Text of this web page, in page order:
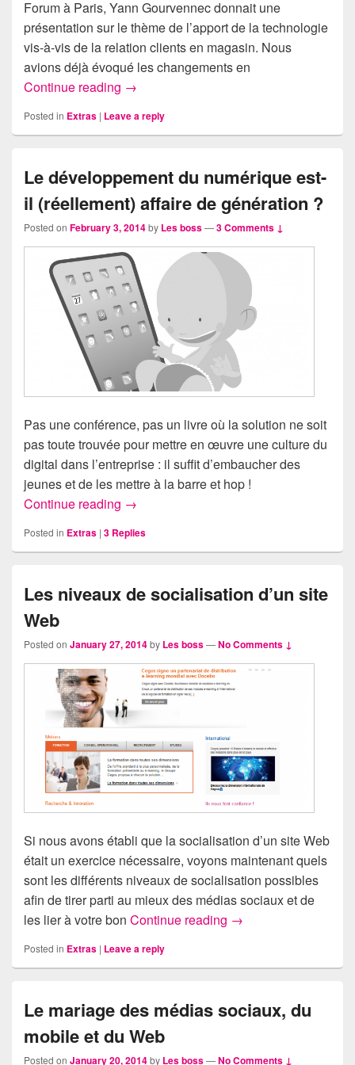
Forum à Paris, Yann Gourvennec donnait une
présentation sur le thème de l’apport de la technologie
vis-à-vis de la relation clients en magasin. Nous
avions déjà évoqué les changements en
Continue reading Du s-commerce au u-commerce … 7
→
Posted in Extras | Leave a reply
Le développement du numérique est-
il (réellement) affaire de génération ?
Posted on February 3, 2014by Les boss—3 Comments ↓
Pas une conférence, pas un livre où la solution ne soit
pas toute trouvée pour mettre en œuvre une culture du
digital dans l’entreprise : il suffit d’embaucher des
jeunes et de les mettre à la barre et hop !
Continue reading Le développement du numérique est-il
→
Posted in Extras | 3 Replies
Les niveaux de socialisation d’un site
Web
Posted on January 27, 2014by Les boss—No Comments ↓
Si nous avons établi que la socialisation d’un site Web
était un exercice nécessaire, voyons maintenant quels
sont les différents niveaux de socialisation possibles
afin de tirer parti au mieux des médias sociaux et de
les lier à votre bon Continue reading Les niveaux de
→
Posted in Extras | Leave a reply
Le mariage des médias sociaux, du
mobile et du Web
Posted on January 20, 2014by Les boss—No Comments ↓